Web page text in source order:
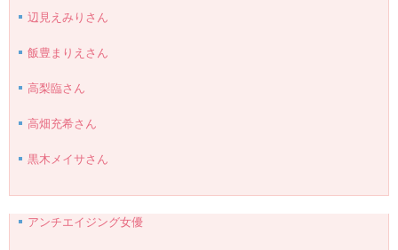
辺見えみりさん
飯豊まりえさん
高梨臨さん
高畑充希さん
黒木メイサさん
アンチエイジング女優